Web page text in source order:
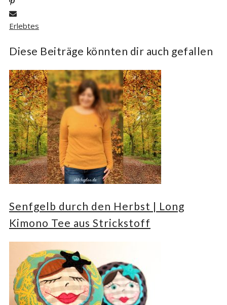
Erlebtes
Diese Beiträge könnten dir auch gefallen
Senfgelb durch den Herbst | Long
Kimono Tee aus Strickstoff